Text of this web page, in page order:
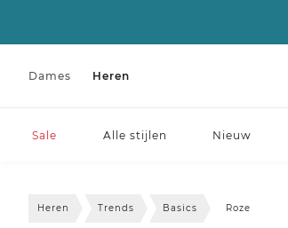
Dames Heren
Sale Alle stijlen Nieuw
Heren Trends Basics Roze